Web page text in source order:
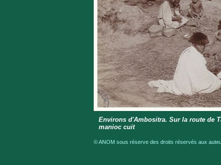
Environs d'Ambositra. Sur la route de
manioc cuit
© ANOM sous réserve des droits réservés aux